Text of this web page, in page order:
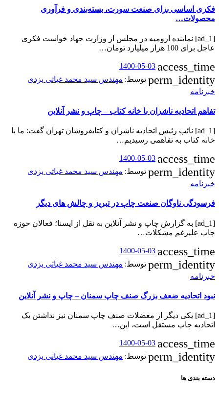
فکری اساسی برای صنعت سورت، بسته‌بندی و فرآوری
محصولات…
[ad_1] نماینده ارومیه در مجلس از وزارت جهاد خواست فکری
عاجل برای 100 هزار میلیارد تومان…
access_time
1400-05-03
perm_identity توسط: مهندس سید محمد غیاثی یزدی
خبرنامه
تفاهم اتحادیه ناشران با خانه کتاب – چاپ و نشر آنلاین
[ad_1] نائب رئیس اتحادیه ناشران و کتابفروشان تهران گفت: ما با
خانه کتاب به تفاهمی رسیدیم…
access_time
1400-05-03
perm_identity توسط: مهندس سید محمد غیاثی یزدی
خبرنامه
فرسودگی ناوگان صنعت چاپ در تبریز و چالش های دیگر
[ad_1] به گزارش چاپ و نشر آنلاین به نقل از ایسنا؛ فعالان حوزه‌
چاپ علیرغم مشکلات…
access_time
1400-05-03
perm_identity توسط: مهندس سید محمد غیاثی یزدی
خبرنامه
نبود اتحادیه ضعف بزرگ صنف چاپ سمنان – چاپ و نشر آنلاین
[ad_1] یکی دیگر از معضلات صنف چاپ سمنان نیز نداشتن یک
اتحادیه چاپ مستقل است، این…
access_time
1400-05-03
perm_identity توسط: مهندس سید محمد غیاثی یزدی
دسته بندی ها